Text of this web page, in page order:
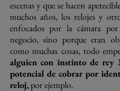
escenas y que se hacen
muchos años, los relojes y
enfocados por la cámara
negocio, sino porque eran
como muchas cosas, todo
alguien con instinto de rey
potencial de cobrar por
reloj,por ejemplo.